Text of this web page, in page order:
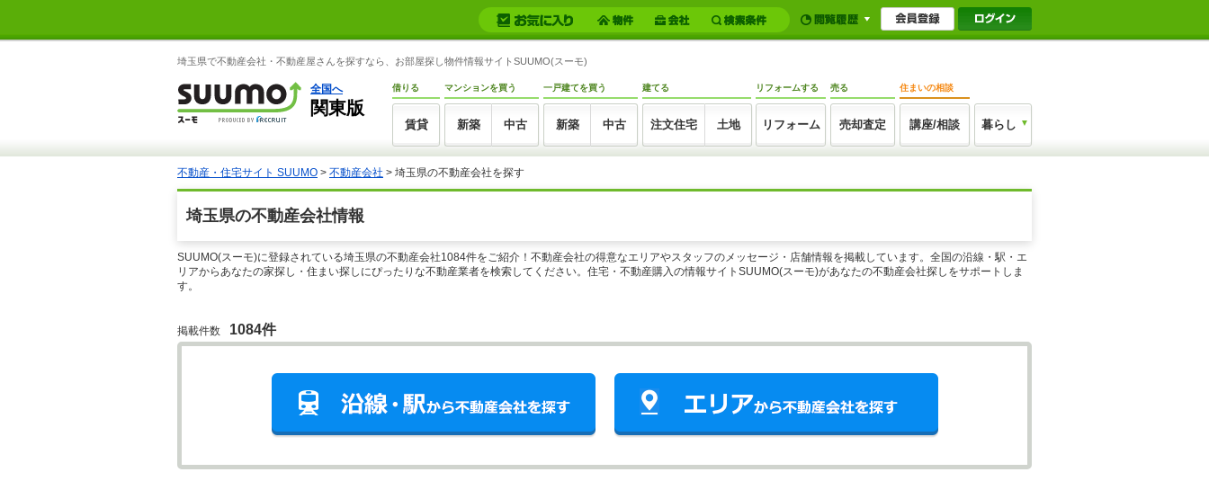
埼玉県で不動産会社・不動産屋さんを探すなら、お部屋探し物件情報サイトSUUMO(スーモ)
全国へ
関東版
借りる
賃貸
マンションを買う
新築 中古
一戸建てを買う
新築 中古
建てる
注文住宅 土地
リフォームする
リフォーム
売る
売却査定
住まいの相談
講座/相談 暮らし
不動産・住宅サイト SUUMO > 不動産会社 > 埼玉県の不動産会社を探す
埼玉県の不動産会社情報
SUUMO(スーモ)に登録されている埼玉県の不動産会社1084件をご紹介！不動産会社の得意なエリアやスタッフのメッセージ・店舗情報を掲載しています。全国の沿線・駅・エ
リアからあなたの家探し・住まい探しにぴったりな不動産業者を検索してください。住宅・不動産購入の情報サイトSUUMO(スーモ)があなたの不動産会社探しをサポートしま
す。
掲載件数 1084件